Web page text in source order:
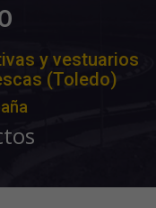
y vestuarios
(Toledo)